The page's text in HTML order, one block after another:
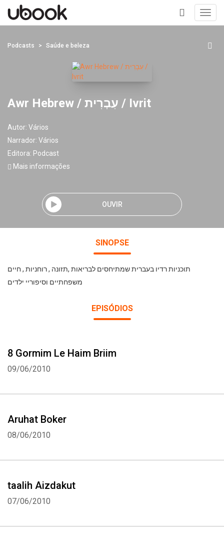
+
Podcasts Saúde e beleza
Awr Hebrew / עִבְרִית / Ivrit
Autor: Vários
Narrador: Vários
Editora: Podcast
Mais informações
OUVIR
SINOPSE
תוכניות רדיו בעברית שמתיחסים לבריאות ,תזונה , רוחניות , חיים
משפחתיים וסיפוריי ילדים
EPISÓDIOS
8 Gormim Le Haim Briim
09/06/2010
Aruhat Boker
08/06/2010
taalih Aizdakut
07/06/2010